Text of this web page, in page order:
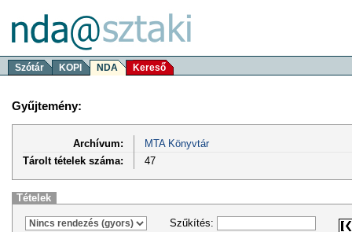
Szótár KOPI NDA Kereső
Gyűjtemény:
Archívum:
MTA Könyvtár
Tárolt tételek száma:
47
Tételek
Szűkítés: